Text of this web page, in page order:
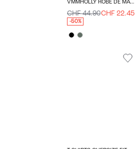
VMMHOLLY ROBE DE MATERNITÉ
CHF 44.90CHF 22.45
-50%